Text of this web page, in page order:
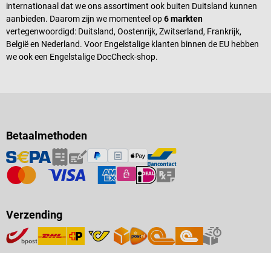
internationaal dat we ons assortiment ook buiten Duitsland kunnen
aanbieden. Daarom zijn we momenteel op6 markten
vertegenwoordigd: Duitsland, Oostenrijk, Zwitserland, Frankrijk,
België en Nederland. Voor Engelstalige klanten binnen de EU hebben
we ook een Engelstalige DocCheck-shop.
Betaalmethoden
Verzending